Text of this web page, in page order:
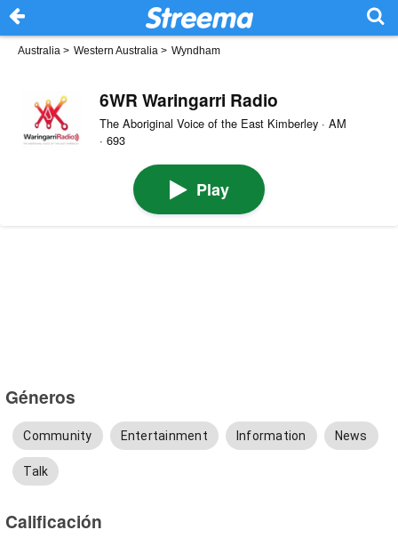
Australia > Western Australia > Wyndham
6WR Waringarri Radio
The Aboriginal Voice of the East Kimberley · AM
· 693
Play
Géneros
Community Entertainment Information News
Talk
Calificación